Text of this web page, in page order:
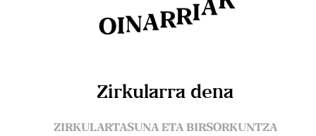
OINARRIAK
Zirkularra dena
ZIRKULARTASUNA ETA BIRSORKUNTZA